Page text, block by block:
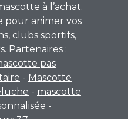
à l’achat.
pour animer vos
clubs sportifs,
Partenaires :
pas
- Mascotte
- mascotte
-